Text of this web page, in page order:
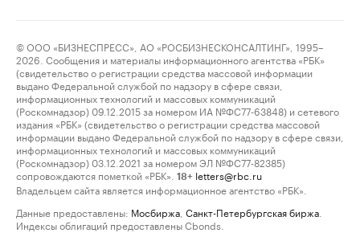
© ООО «БИЗНЕСПРЕСС», АО «РОСБИЗНЕСКОНСАЛТИНГ», 1995–
2026. Сообщения и материалы информационного агентства «РБК»
(свидетельство о регистрации средства массовой информации
выдано Федеральной службой по надзору в сфере связи,
информационных технологий и массовых коммуникаций
(Роскомнадзор) 09.12.2015 за номером ИА №ФС77-63848) и сетевого
издания «РБК» (свидетельство о регистрации средства массовой
информации выдано Федеральной службой по надзору в сфере связи,
информационных технологий и массовых коммуникаций
(Роскомнадзор) 03.12.2021 за номером ЭЛ №ФС77-82385)
сопровождаются пометкой «РБК».
18+ letters@rbc.ru
Владельцем сайта является информационное агентство «РБК».
Данные предоставлены: Мосбиржа Санкт-Петербургская биржа
Индексы облигаций предоставлены Cbonds.